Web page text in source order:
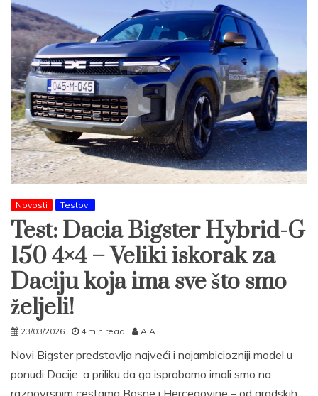
Novosti Testovi
Test: Dacia Bigster Hybrid-G
150 4×4 – Veliki iskorak za
Daciju koja ima sve što smo
željeli!
23/03/2026 4 min read A.A.
Novi Bigster predstavlja najveći i najambiciozniji model u
ponudi Dacije, a priliku da ga isprobamo imali smo na